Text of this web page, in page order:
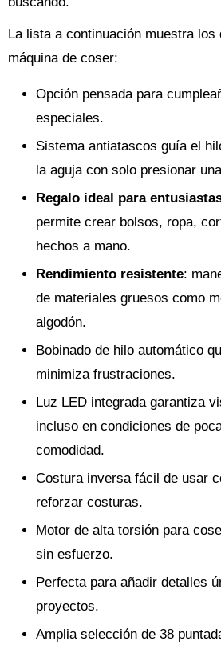
La lista a continuación muestra los
máquina de coser:
Opción pensada para
especiales.
Sistema antiatascos guía el
la aguja con solo presionar
Regalo ideal para
permite crear bolsos, ropa,
hechos a mano.
Rendimiento resistente:
de materiales gruesos como
algodón.
Bobinado de hilo automático
minimiza frustraciones.
Luz LED integrada garantiza
incluso en condiciones de
comodidad.
Costura inversa fácil de usar
reforzar costuras.
Motor de alta torsión para
sin esfuerzo.
Perfecta para añadir detalles
proyectos.
Amplia selección de 38